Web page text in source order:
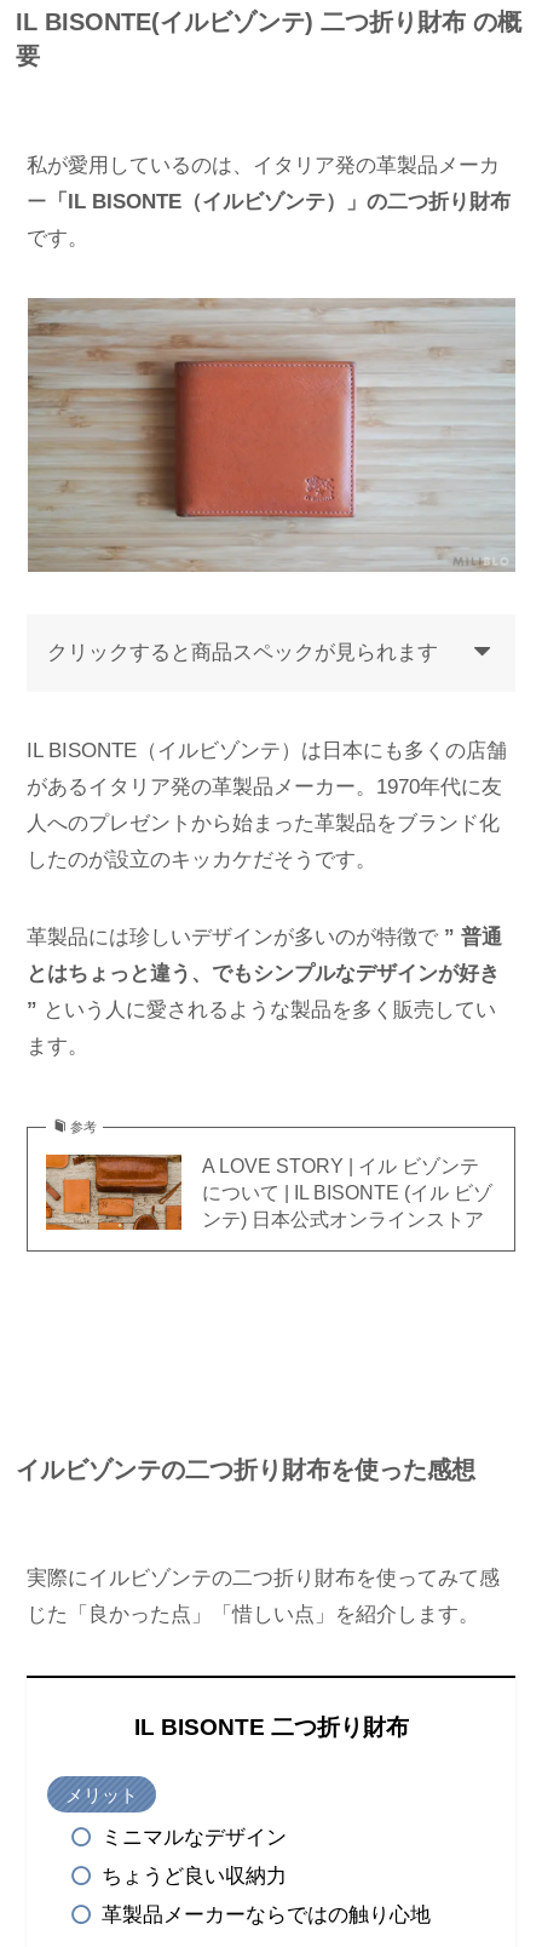
IL BISONTE(イルビゾンテ) 二つ折り財布 の概
要
私が愛用しているのは、イタリア発の革製品メーカ
ー 「IL BISONTE（イルビゾンテ）」の二つ折り財布
です。
クリックすると商品スペックが見られます
IL BISONTE（イルビゾンテ）は日本にも多くの店舗
があるイタリア発の革製品メーカー。1970年代に友
人へのプレゼントから始まった革製品をブランド化
したのが設立のキッカケだそうです。
革製品には珍しいデザインが多いのが特徴で ” 普通
とはちょっと違う、でもシンプルなデザインが好き
” という人に愛されるような製品を多く販売してい
ます。
参考
A LOVE STORY | イル ビゾンテ
について | IL BISONTE (イル ビゾ
ンテ) 日本公式オンラインストア
イルビゾンテの二つ折り財布を使った感想
実際にイルビゾンテの二つ折り財布を使ってみて感
じた「良かった点」「惜しい点」を紹介します。
IL BISONTE 二つ折り財布
メリット
ミニマルなデザイン
ちょうど良い収納力
革製品メーカーならではの触り心地